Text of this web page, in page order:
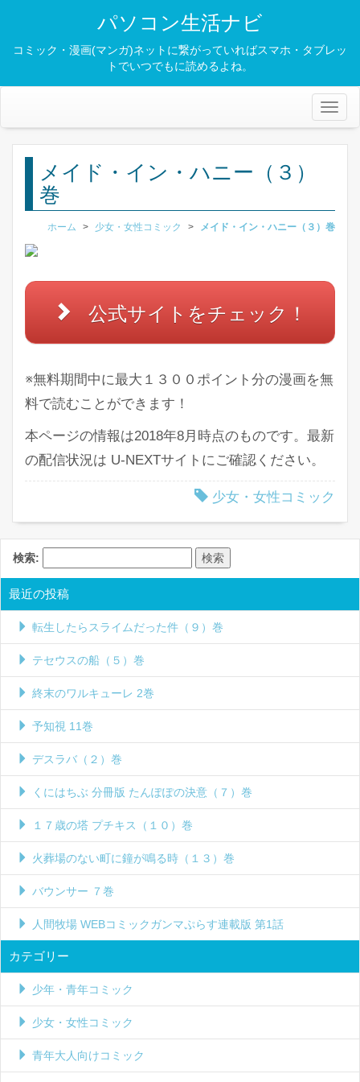
パソコン生活ナビ
コミック・漫画(マンガ)ネットに繋がっていればスマホ・タブレッ
トでいつでもに読めるよね。
メイド・イン・ハニー（３）
巻
ホーム > 少女・女性コミック > メイド・イン・ハニー（３）巻
公式サイトをチェック！
※無料期間中に最大１３００ポイント分の漫画を無
料で読むことができます！
本ページの情報は2018年8月時点のものです。最新
の配信状況は U-NEXTサイトにご確認ください。
少女・女性コミック
検索:
最近の投稿
転生したらスライムだった件（９）巻
テセウスの船（５）巻
終末のワルキューレ 2巻
予知視 11巻
デスラバ（２）巻
くにはちぶ 分冊版 たんぽぽの決意（７）巻
１７歳の塔 プチキス（１０）巻
火葬場のない町に鐘が鳴る時（１３）巻
バウンサー ７巻
人間牧場 WEBコミックガンマぷらす連載版 第1話
カテゴリー
少年・青年コミック
少女・女性コミック
青年大人向けコミック